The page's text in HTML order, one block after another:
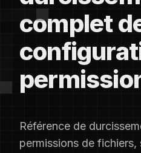
complet
Référence de
permissions de